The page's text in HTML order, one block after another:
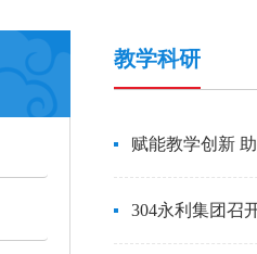
教学科研
赋能教学创新
304永利集团召